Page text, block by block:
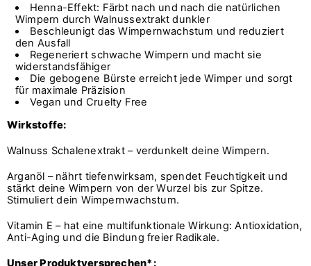
Henna-Effekt: Färbt nach und nach die natürlichen
Wimpern durch Walnussextrakt dunkler
Beschleunigt das Wimpernwachstum und reduziert
den Ausfall
Regeneriert schwache Wimpern und macht sie
widerstandsfähiger
Die gebogene Bürste erreicht jede Wimper und sorgt
für maximale Präzision
Vegan und Cruelty Free
Wirkstoffe:
Walnuss Schalenextrakt – verdunkelt deine Wimpern.
Arganöl – nährt tiefenwirksam, spendet Feuchtigkeit und
stärkt deine Wimpern von der Wurzel bis zur Spitze.
Stimuliert dein Wimpernwachstum.
Vitamin E – hat eine multifunktionale Wirkung: Antioxidation,
Anti-Aging und die Bindung freier Radikale.
Unser Produktversprechen*: